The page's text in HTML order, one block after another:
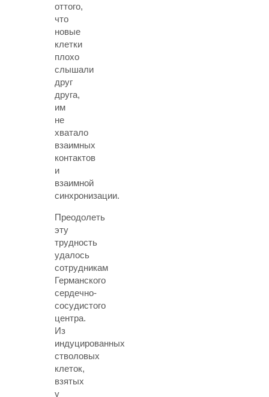
оттого,
что
новые
клетки
плохо
слышали
друг
друга,
им
не
хватало
взаимных
контактов
и
взаимной
синхронизации.
Преодолеть
эту
трудность
удалось
сотрудникам
Германского
сердечно-
сосудистого
центра.
Из
индуцированных
стволовых
клеток,
взятых
у